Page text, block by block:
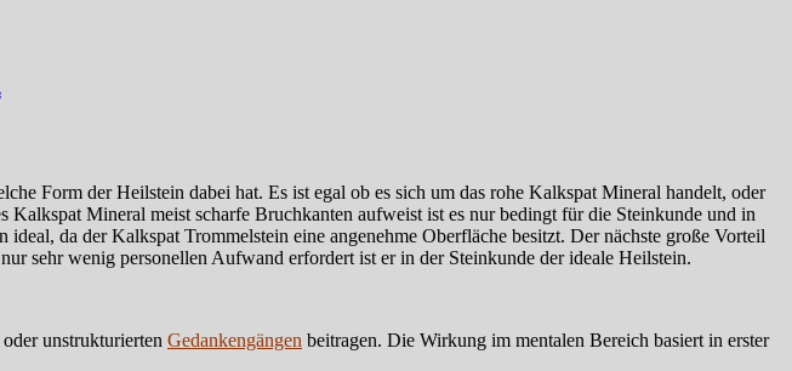
Form der Heilstein dabei hat. Es ist egal ob es sich um das rohe Kalkspat Mineral handelt, oder
Mineral meist scharfe Bruchkanten aufweist ist es nur bedingt für die Steinkunde und in
da der Kalkspat Trommelstein eine angenehme Oberfläche besitzt. Der nächste große Vorteil
sehr wenig personellen Aufwand erfordert ist er in der Steinkunde der ideale Heilstein.
unstrukturierten Gedankengängen beitragen. Die Wirkung im mentalen Bereich basiert in erster